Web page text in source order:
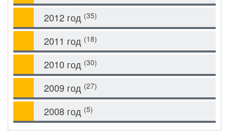
2012 год (35)
2011 год (18)
2010 год (30)
2009 год (27)
2008 год (5)